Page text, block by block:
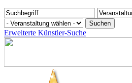
Erweiterte Künstler-Suche